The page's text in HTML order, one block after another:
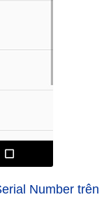
Number trên